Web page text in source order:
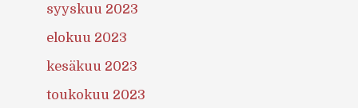
syyskuu 2023
elokuu 2023
kesäkuu 2023
toukokuu 2023